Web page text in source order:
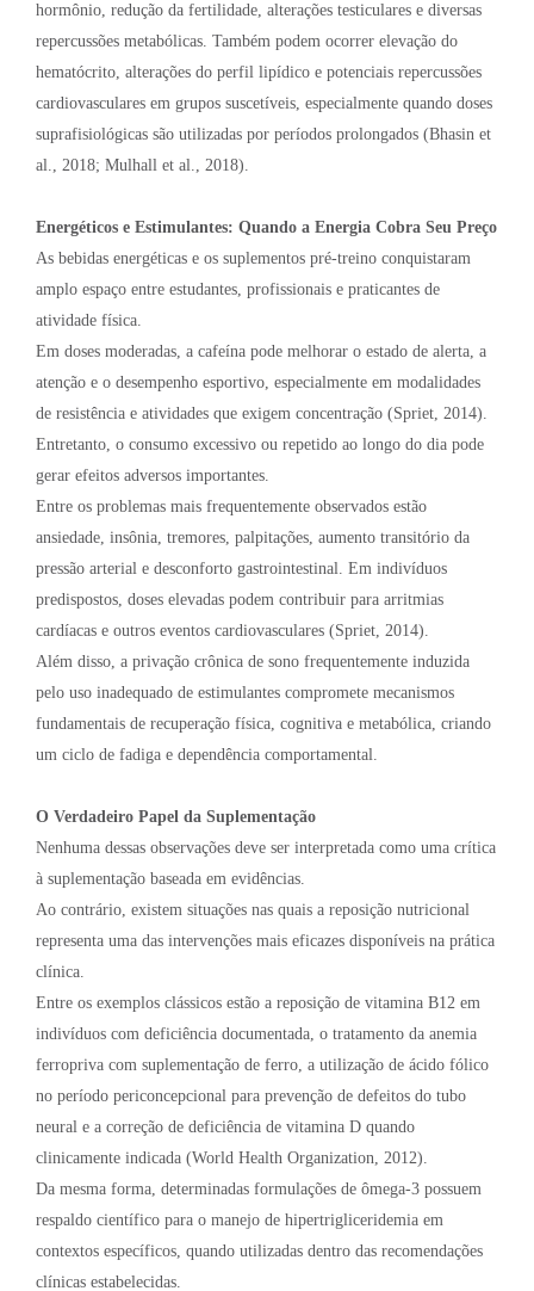
hormônio, redução da fertilidade, alterações testiculares e diversas
repercussões metabólicas. Também podem ocorrer elevação do
hematócrito, alterações do perfil lipídico e potenciais repercussões
cardiovasculares em grupos suscetíveis, especialmente quando doses
suprafisiológicas são utilizadas por períodos prolongados (Bhasin et
al., 2018; Mulhall et al., 2018).
Energéticos e Estimulantes: Quando a Energia Cobra Seu Preço
As bebidas energéticas e os suplementos pré-treino conquistaram
amplo espaço entre estudantes, profissionais e praticantes de
atividade física.
Em doses moderadas, a cafeína pode melhorar o estado de alerta, a
atenção e o desempenho esportivo, especialmente em modalidades
de resistência e atividades que exigem concentração (Spriet, 2014).
Entretanto, o consumo excessivo ou repetido ao longo do dia pode
gerar efeitos adversos importantes.
Entre os problemas mais frequentemente observados estão
ansiedade, insônia, tremores, palpitações, aumento transitório da
pressão arterial e desconforto gastrointestinal. Em indivíduos
predispostos, doses elevadas podem contribuir para arritmias
cardíacas e outros eventos cardiovasculares (Spriet, 2014).
Além disso, a privação crônica de sono frequentemente induzida
pelo uso inadequado de estimulantes compromete mecanismos
fundamentais de recuperação física, cognitiva e metabólica, criando
um ciclo de fadiga e dependência comportamental.
O Verdadeiro Papel da Suplementação
Nenhuma dessas observações deve ser interpretada como uma crítica
à suplementação baseada em evidências.
Ao contrário, existem situações nas quais a reposição nutricional
representa uma das intervenções mais eficazes disponíveis na prática
clínica.
Entre os exemplos clássicos estão a reposição de vitamina B12 em
indivíduos com deficiência documentada, o tratamento da anemia
ferropriva com suplementação de ferro, a utilização de ácido fólico
no período periconcepcional para prevenção de defeitos do tubo
neural e a correção de deficiência de vitamina D quando
clinicamente indicada (World Health Organization, 2012).
Da mesma forma, determinadas formulações de ômega-3 possuem
respaldo científico para o manejo de hipertrigliceridemia em
contextos específicos, quando utilizadas dentro das recomendações
clínicas estabelecidas.